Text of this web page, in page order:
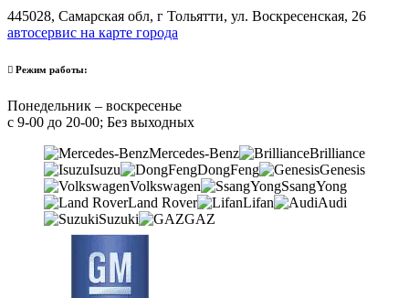
445028, Самарская обл, г Тольятти, ул. Воскресенская, 26
автосервис на карте города
Режим работы:
Понедельник – воскресенье
с 9-00 до 20-00; Без выходных
Mercedes-Benz
Brilliance
Isuzu
DongFeng
Genesis
Volkswagen
SsangYong
Land Rover
Lifan
Audi
Suzuki
GAZ